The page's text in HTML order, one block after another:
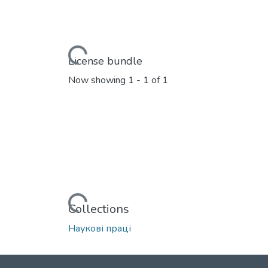
Loading...
License bundle
Now showing 1 - 1 of 1
Loading...
Collections
Наукові праці